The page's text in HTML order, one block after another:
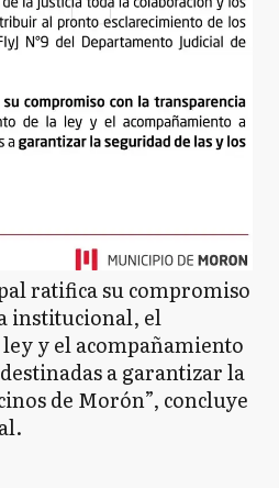
ratifica su compromiso
institucional, el
y el acompañamiento
a garantizar la
de Morón”, concluye